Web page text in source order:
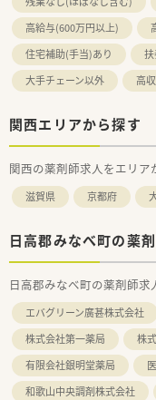
高給与(600万円以上)
住宅補助(手当)あり
大手チェーン以外
高
関西エリアから探す
関西の薬剤師求人をエリア
滋賀県 京都府
日高郡みなべ町の薬
日高郡みなべ町の薬剤師求
エバグリーン廣甚株式会社
株式会社第一薬局
株
有限会社銀明堂薬局
和歌山中央調剤株式会社